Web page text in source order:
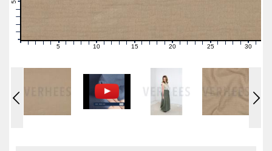
00 1 2 3 4 6 7 89 11121314 16171819 21222324 26272829 31